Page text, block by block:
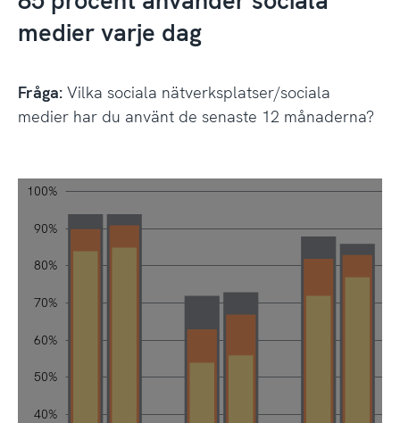
medier varje dag
Fråga: Vilka sociala nätverksplatser/sociala
medier har du använt de senaste 12 månaderna?
Fråga: Vilka sociala nätverksplatser/sociala medier har
100%
100%
90%
80%
70%
60%
50%
40%
Diagram 9.1, Bas: Internetanvändare 8+ år, År 2022–2023
svenskarnaochinternet.se CC0